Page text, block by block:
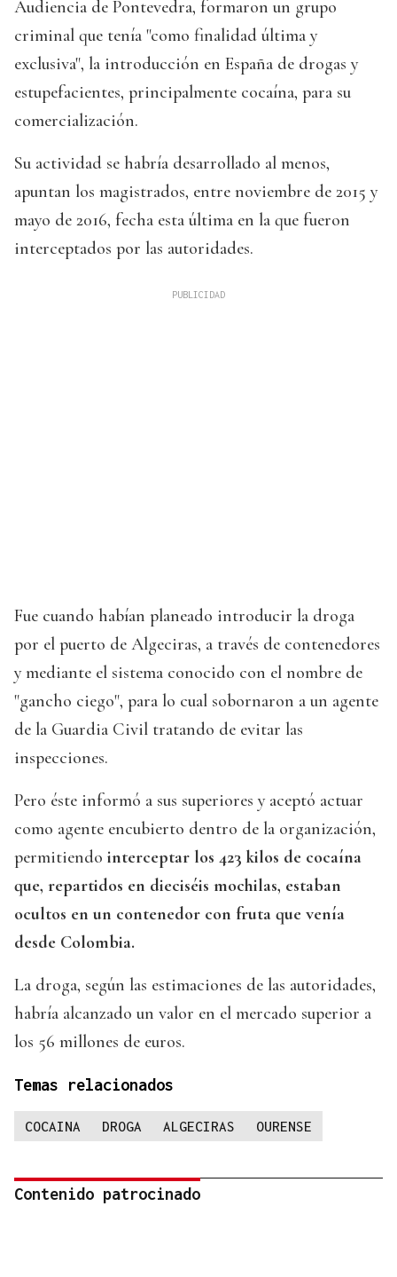
Audiencia de Pontevedra, formaron un grupo
criminal que tenía "como finalidad última y
exclusiva", la introducción en España de drogas y
estupefacientes, principalmente cocaína, para su
comercialización.
Su actividad se habría desarrollado al menos,
apuntan los magistrados, entre noviembre de 2015 y
mayo de 2016, fecha esta última en la que fueron
interceptados por las autoridades.
Fue cuando habían planeado introducir la droga
por el puerto de Algeciras, a través de contenedores
y mediante el sistema conocido con el nombre de
"gancho ciego", para lo cual sobornaron a un agente
de la Guardia Civil tratando de evitar las
inspecciones.
Pero éste informó a sus superiores y aceptó actuar
como agente encubierto dentro de la organización,
permitiendo interceptar los 423 kilos de cocaína
que, repartidos en dieciséis mochilas, estaban
ocultos en un contenedor con fruta que venía
desde Colombia.
La droga, según las estimaciones de las autoridades,
habría alcanzado un valor en el mercado superior a
los 56 millones de euros.
Temas relacionados
COCAINA DROGA ALGECIRAS OURENSE
Contenido patrocinado